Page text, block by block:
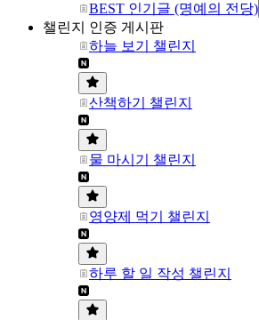
BEST 인기글 (명예의 전당)
챌린지 인증 게시판
하늘 보기 챌린지
산책하기 챌린지
물 마시기 챌린지
영양제 먹기 챌린지
하루 할 일 작성 챌린지